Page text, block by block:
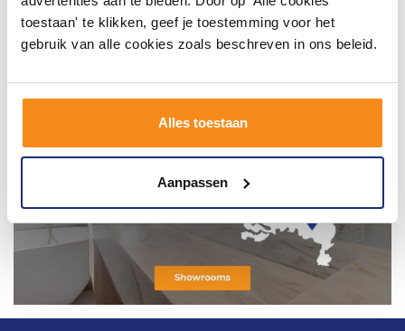
toestaan' te klikken, geef je toestemming voor het
gebruik van alle cookies zoals beschreven in ons beleid.
Alles toestaan
Aanpassen